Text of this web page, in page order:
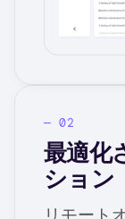
最適化
ション
リモート